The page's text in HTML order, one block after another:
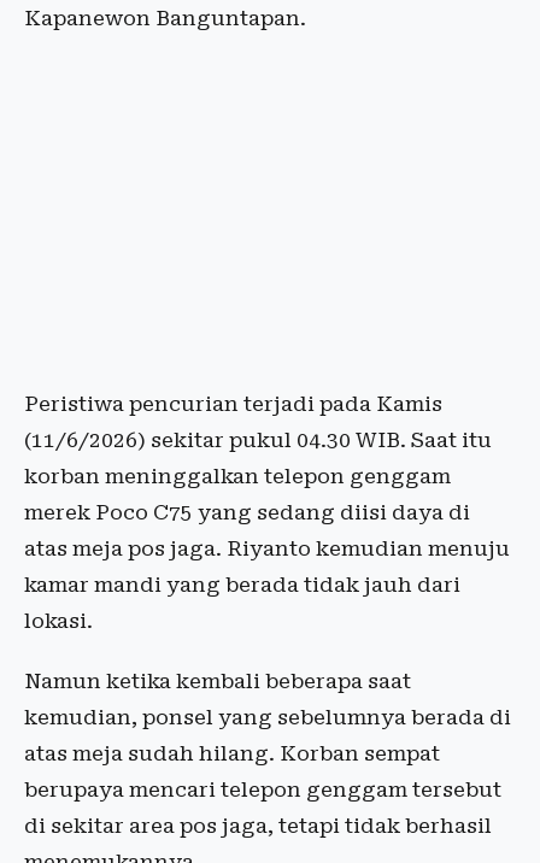
Kapanewon Banguntapan.
Peristiwa pencurian terjadi pada Kamis
(11/6/2026) sekitar pukul 04.30 WIB. Saat itu
korban meninggalkan telepon genggam
merek Poco C75 yang sedang diisi daya di
atas meja pos jaga. Riyanto kemudian menuju
kamar mandi yang berada tidak jauh dari
lokasi.
Namun ketika kembali beberapa saat
kemudian, ponsel yang sebelumnya berada di
atas meja sudah hilang. Korban sempat
berupaya mencari telepon genggam tersebut
di sekitar area pos jaga, tetapi tidak berhasil